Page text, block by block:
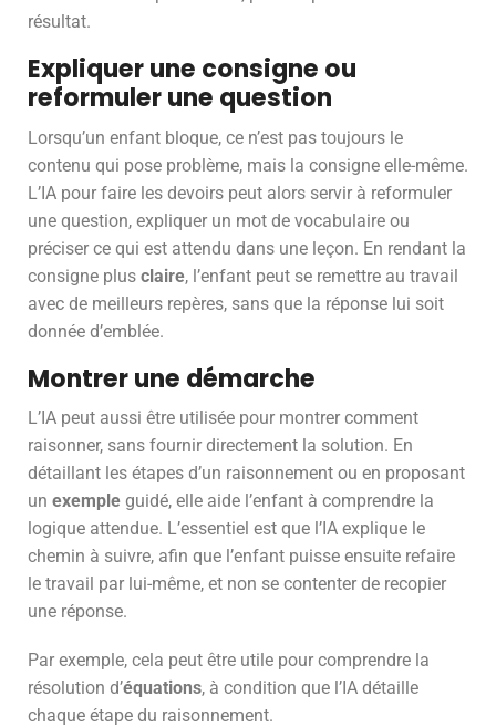
résultat.
Expliquer une consigne ou
reformuler une question
Lorsqu’un enfant bloque, ce n’est pas toujours le
contenu qui pose problème, mais la consigne elle-même.
L’IA pour faire les devoirs peut alors servir à reformuler
une question, expliquer un mot de vocabulaire ou
préciser ce qui est attendu dans une leçon. En rendant la
consigne plus claire, l’enfant peut se remettre au travail
avec de meilleurs repères, sans que la réponse lui soit
donnée d’emblée.
Montrer une démarche
L’IA peut aussi être utilisée pour montrer comment
raisonner, sans fournir directement la solution. En
détaillant les étapes d’un raisonnement ou en proposant
un exemple guidé, elle aide l’enfant à comprendre la
logique attendue. L’essentiel est que l’IA explique le
chemin à suivre, afin que l’enfant puisse ensuite refaire
le travail par lui-même, et non se contenter de recopier
une réponse.
Par exemple, cela peut être utile pour comprendre la
résolution d’équations, à condition que l’IA détaille
chaque étape du raisonnement.